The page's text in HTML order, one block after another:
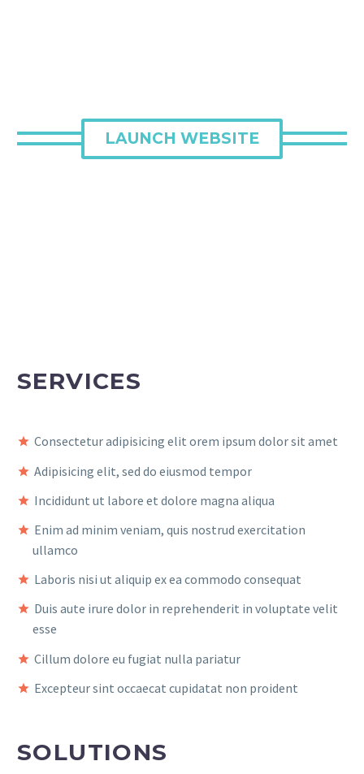
LAUNCH WEBSITE
SERVICES
Consectetur adipisicing elit orem ipsum dolor sit amet
Adipisicing elit, sed do eiusmod tempor
Incididunt ut labore et dolore magna aliqua
Enim ad minim veniam, quis nostrud exercitation
ullamco
Laboris nisi ut aliquip ex ea commodo consequat
Duis aute irure dolor in reprehenderit in voluptate velit
esse
Cillum dolore eu fugiat nulla pariatur
Excepteur sint occaecat cupidatat non proident
SOLUTIONS